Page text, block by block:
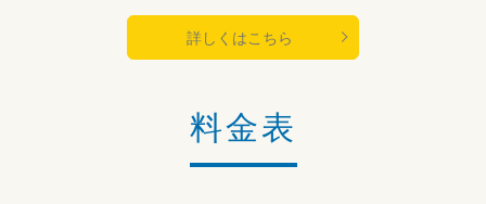
詳しくはこちら
料金表